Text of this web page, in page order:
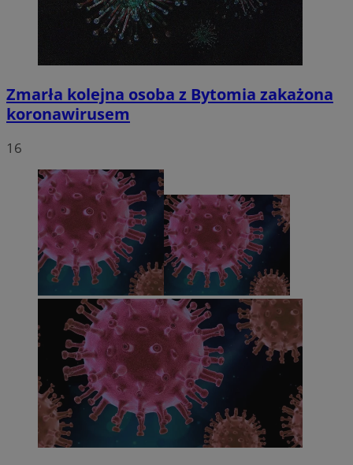
Zmarła kolejna osoba z Bytomia zakażona
koronawirusem
16